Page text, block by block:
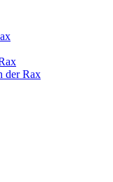
der Rax